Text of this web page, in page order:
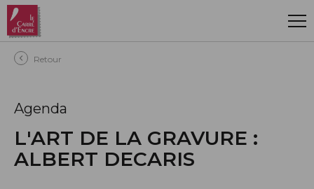
Aller au contenu principal
Retour
Agenda
L'ART DE LA GRAVURE :
ALBERT DECARIS